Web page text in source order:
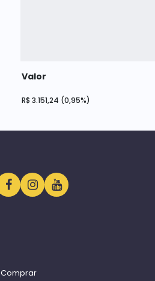
Valor
R$ 3.151,24 (0,95%)
Comprar